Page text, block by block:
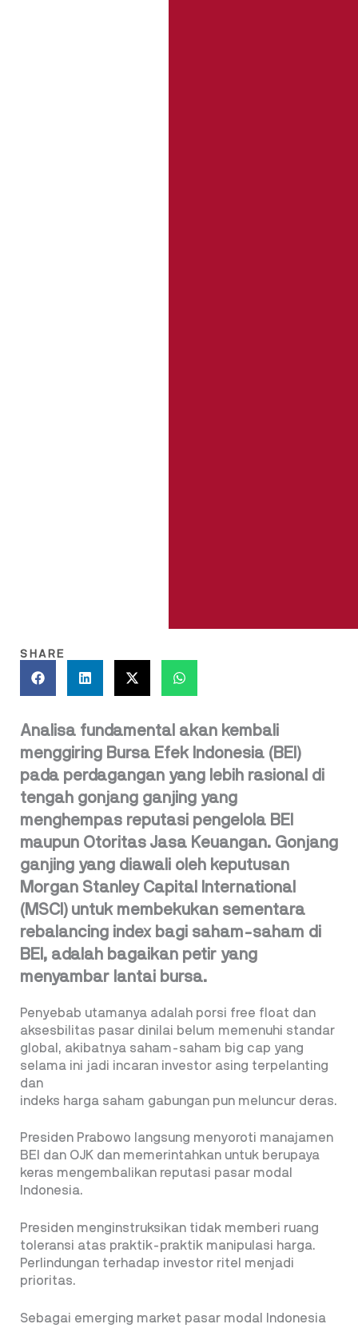
SHARE
Analisa fundamental akan kembali
menggiring Bursa Efek Indonesia (BEI)
pada perdagangan yang lebih rasional di
tengah gonjang ganjing yang
menghempas reputasi pengelola BEI
maupun Otoritas Jasa Keuangan. Gonjang
ganjing yang diawali oleh keputusan
Morgan Stanley Capital International
(MSCI) untuk membekukan sementara
rebalancing index bagi saham-saham di
BEI, adalah bagaikan petir yang
menyambar lantai bursa.
Penyebab utamanya adalah porsi free float dan
aksesbilitas pasar dinilai belum memenuhi standar
global, akibatnya saham-saham big cap yang
selama ini jadi incaran investor asing terpelanting
dan
indeks harga saham gabungan pun meluncur deras.
Presiden Prabowo langsung menyoroti manajamen
BEI dan OJK dan memerintahkan untuk berupaya
keras mengembalikan reputasi pasar modal
Indonesia.
Presiden menginstruksikan tidak memberi ruang
toleransi atas praktik-praktik manipulasi harga.
Perlindungan terhadap investor ritel menjadi
prioritas.
Sebagai emerging market pasar modal Indonesia